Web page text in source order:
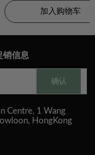
加入购物车
销信息
确认
Centre, 1 Wang
HongKong